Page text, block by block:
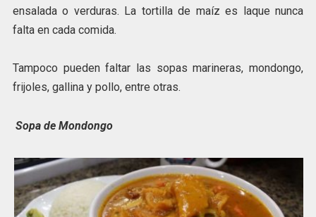
ensalada o verduras. La tortilla de maíz es laque nunca
falta en cada comida.
Tampoco pueden faltar las sopas marineras, mondongo,
frijoles, gallina y pollo, entre otras.
Sopa de Mondongo